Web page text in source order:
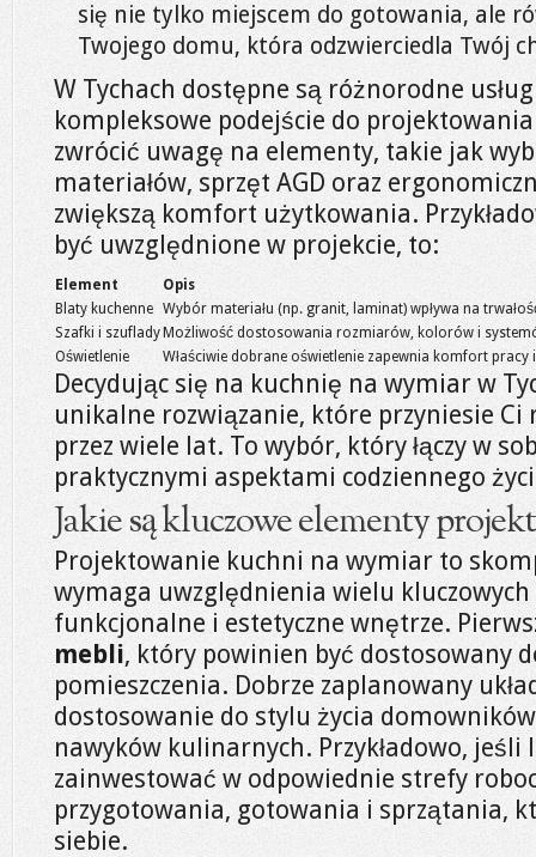
się nie tylko miejscem do gotowania, ale
Twojego domu, która odzwierciedla Twój
W Tychach dostępne są różnorodne
kompleksowe podejście do
zwrócić uwagę na elementy, takie jak
materiałów, sprzęt AGD oraz
zwiększą komfort użytkowania.
być uwzględnione w projekcie, to:
Element
Opis
Blaty kuchenne Wybór materiału (np. granit, laminat) wpływa na
Szafki i szuflady Możliwość dostosowania rozmiarów, kolorów i
Oświetlenie
Właściwie dobrane oświetlenie zapewnia komfort pracy
Decydując się na kuchnię na wymiar w
unikalne rozwiązanie, które przyniesie
przez wiele lat. To wybór, który łączy w
praktycznymi aspektami codziennego
Jakie są kluczowe elementy
Projektowanie kuchni na wymiar to
wymaga uwzględnienia wielu
funkcjonalne i estetyczne wnętrze.
mebli, który powinien być dostosowany
pomieszczenia. Dobrze zaplanowany
dostosowanie do stylu życia
nawyków kulinarnych. Przykładowo,
zainwestować w odpowiednie strefy
przygotowania, gotowania i sprzątania,
siebie.